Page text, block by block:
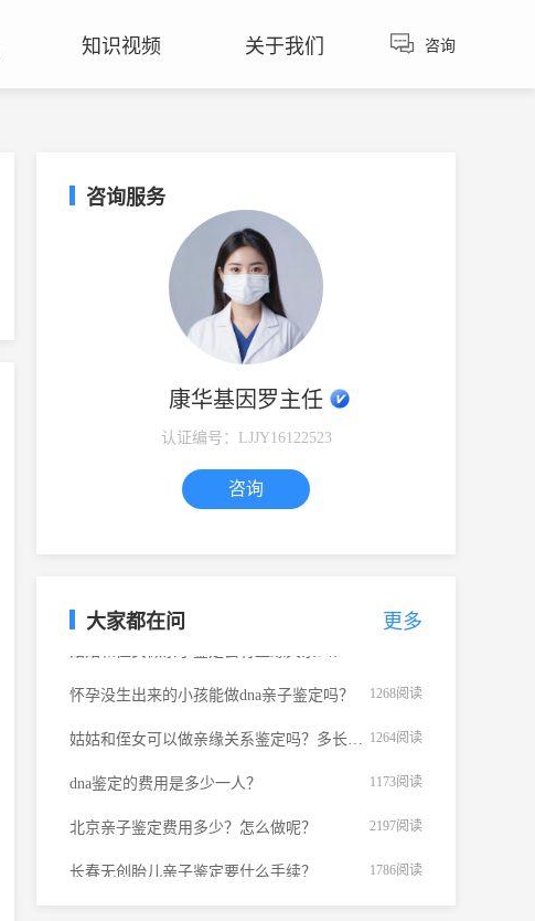
知识视频 关于我们 咨询
咨询服务
康华基因罗主任
认证编号：LJJY16122523
咨询
大家都在问
更多
北京亲子鉴定费用多少？怎么做呢？
长春无创胎儿亲子鉴定要什么手续？
火化后骨灰可以做亲子鉴定吗？
亲子鉴定必须两个人都到场吗？
姑姑和侄女做亲子鉴定会有血缘关系么？ 1337阅读